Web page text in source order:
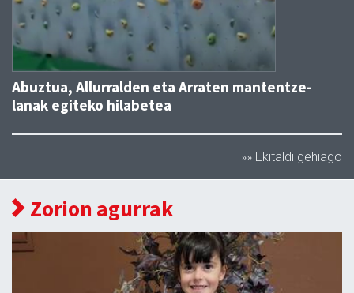
Abuztua, Allurralden eta Arraten mantentze-
lanak egiteko hilabetea
»» Ekitaldi gehiago
Zorion agurrak